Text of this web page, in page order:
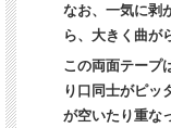
なお、一気に剥
ら、大きく曲が
この両面テープ
り口同士がピッ
が空いたり重な